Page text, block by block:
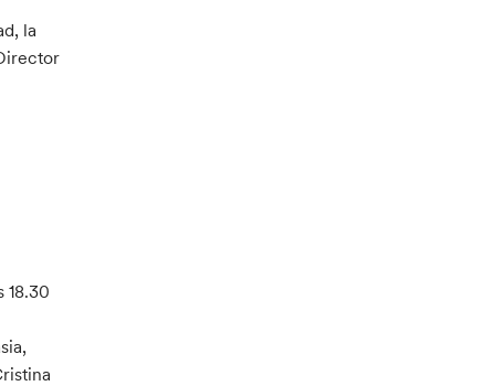
la
18.30